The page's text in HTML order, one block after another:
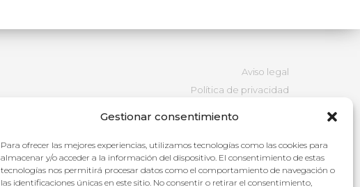
Gestionar consentimiento
Para ofrecer las mejores experiencias, utilizamos tecnologías como las cookies para
almacenar y/o acceder a la información del dispositivo. El consentimiento de estas
tecnologías nos permitirá procesar datos como el comportamiento de navegación o
las identificaciones únicas en este sitio. No consentir o retirar el consentimiento,
Aviso legal
Política de privacidad